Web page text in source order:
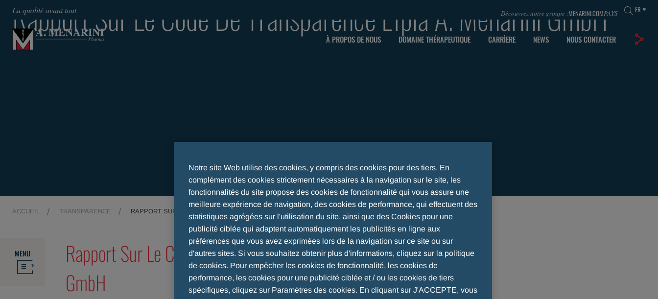
La qualité avant tout Découvrez notre groupe :MENARINI.COMPAYS FR
À PROPOS DE NOUS DOMAINE THÉRAPEUTIQUE CARRÌERE NEWS NOUS CONTACTER
Rapport Sur Le Code De Transparence Efpia A. Menarini GmbH
ACCUEIL TRANSPARENCE RAPPORT SUR LE CODE DE TRANSPARENCE EFPIA A. MENARINI GMBH
MENU
Rapport Sur Le Code De Transparence Efpia A. Menarini
GmbH
Notre site Web utilise des cookies, y compris des cookies pour des tiers. En
complément des cookies strictement nécessaires à la navigation sur le site, les
fonctionnalités du site propose des cookies de fonctionnalité qui vous assure une
meilleure expérience de navigation, des cookies de performance, qui effectuent des
statistiques agrégées sur l'utilisation du site, ainsi que des Cookies pour une
publicité ciblée qui adaptent automatiquement les publicités en ligne aux
préférences que vous avez exprimées lors de la navigation sur ce site ou sur
d'autres sites. Si vous souhaitez obtenir plus d'informations, cliquez sur la politique
de cookies. Pour empêcher les cookies de fonctionnalité, les cookies de
performance, les cookies pour une publicité ciblée et / ou les cookies de tiers
spécifiques, cliquez sur Paramètres des cookies. En cliquant sur J'ACCEPTE, vous